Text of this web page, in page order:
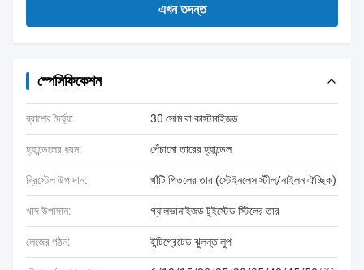
এখন তদন্ত
স্পেসিফিকেশন
ব্রাশের দৈর্ঘ্য: 30 সেমি বা কাস্টমাইজড
হ্যান্ডেলের ধরন: পেঁচানো তারের হ্যান্ডেল
ব্রিস্টেল উপাদান: খাঁটি পিতলের তার (স্টেইনলেস স্টীল/নাইলন ঐচ্ছিক)
খাদ উপাদান: গ্যালভানাইজড টুইস্টেড স্টিলের তার
লেজের গঠন: ইন্টিগ্রেটেড ঝুলন্ত লুপ